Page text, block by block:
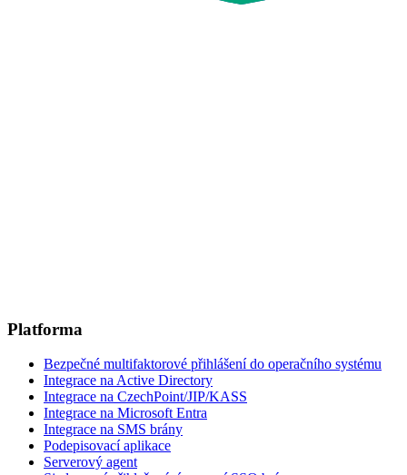
Platforma
Bezpečné multifaktorové přihlášení do operačního systému
Integrace na Active Directory
Integrace na CzechPoint/JIP/KASS
Integrace na Microsoft Entra
Integrace na SMS brány
Podepisovací aplikace
Serverový agent